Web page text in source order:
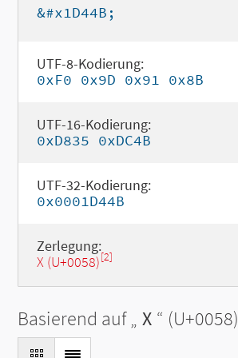
&#x1D44B;
UTF-8-Kodierung:
0xF0 0x9D 0x91 0x8B
UTF-16-Kodierung:
0xD835 0xDC4B
UTF-32-Kodierung:
0x0001D44B
Zerlegung:
X (U+0058)[2]
Basierend auf „ X “ (U+0058)